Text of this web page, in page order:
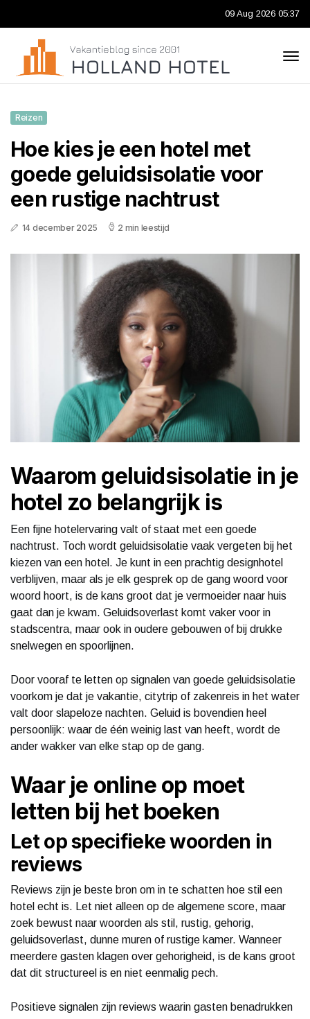
09 Aug 2026 05:37
Reizen
Hoe kies je een hotel met
goede geluidsisolatie voor
een rustige nachtrust
14 december 2025 2 min leestijd
Waarom geluidsisolatie in je
hotel zo belangrijk is
Een fijne hotelervaring valt of staat met een goede
nachtrust. Toch wordt geluidsisolatie vaak vergeten bij het
kiezen van een hotel. Je kunt in een prachtig designhotel
verblijven, maar als je elk gesprek op de gang woord voor
woord hoort, is de kans groot dat je vermoeider naar huis
gaat dan je kwam. Geluidsoverlast komt vaker voor in
stadscentra, maar ook in oudere gebouwen of bij drukke
snelwegen en spoorlijnen.
Door vooraf te letten op signalen van goede geluidsisolatie
voorkom je dat je vakantie, citytrip of zakenreis in het water
valt door slapeloze nachten. Geluid is bovendien heel
persoonlijk: waar de één weinig last van heeft, wordt de
ander wakker van elke stap op de gang.
Waar je online op moet
letten bij het boeken
Let op specifieke woorden in
reviews
Reviews zijn je beste bron om in te schatten hoe stil een
hotel echt is. Let niet alleen op de algemene score, maar
zoek bewust naar woorden als stil, rustig, gehorig,
geluidsoverlast, dunne muren of rustige kamer. Wanneer
meerdere gasten klagen over gehorigheid, is de kans groot
dat dit structureel is en niet eenmalig pech.
Positieve signalen zijn reviews waarin gasten benadrukken